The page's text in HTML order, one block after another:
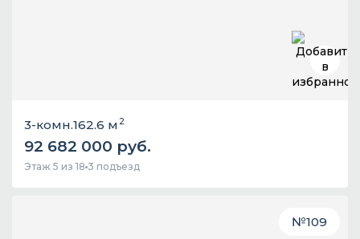
3-комн.162.6 м 2
92 682 000 руб.
Этаж 5 из 18 3 подъезд
№109